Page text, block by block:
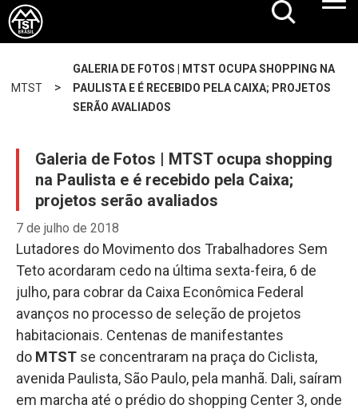
MTST >
GALERIA DE FOTOS | MTST OCUPA SHOPPING NA
PAULISTA E É RECEBIDO PELA CAIXA; PROJETOS
SERÃO AVALIADOS
Galeria de Fotos | MTST ocupa shopping
na Paulista e é recebido pela Caixa;
projetos serão avaliados
7 de julho de 2018
Lutadores do Movimento dos Trabalhadores Sem
Teto acordaram cedo na última sexta-feira, 6 de
julho, para cobrar da Caixa Econômica Federal
avanços no processo de seleção de projetos
habitacionais. Centenas de manifestantes
do MTST se concentraram na praça do Ciclista,
avenida Paulista, São Paulo, pela manhã. Dali, saíram
em marcha até o prédio do shopping Center 3, onde